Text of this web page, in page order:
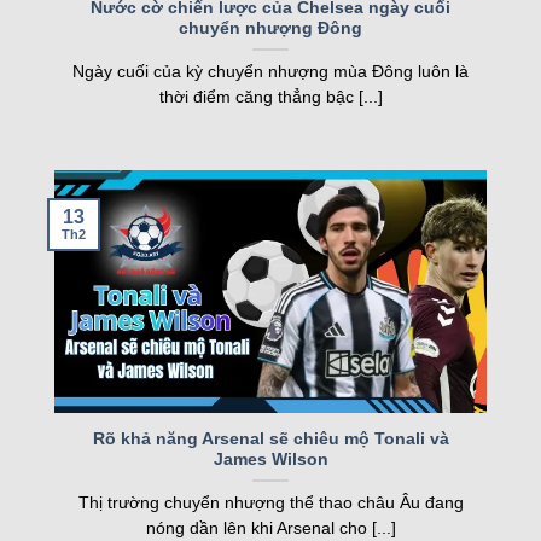
nghiệp, kqbd ngày càng khẳng định vị thế của
mình.
Các tính năng nổi bật của Kqbd – Kết
Một số tính năng nổi bật của kqbd
Trang web sở hữu nhiều tính năng vượt trội, đáp
ứng nhu cầu của cả người hâm mộ và cược thủ.
Nước cờ chiến lược của Chelsea ngày cuối
chuyển nhượng Đông
Ngày cuối của kỳ chuyển nhượng mùa Đông luôn là
thời điểm căng thẳng bậc [...]
Rõ khả năng Arsenal sẽ chiêu mộ Tonali và
James Wilson
Thị trường chuyển nhượng thể thao châu Âu đang
nóng dần lên khi Arsenal cho [...]
13
Th2